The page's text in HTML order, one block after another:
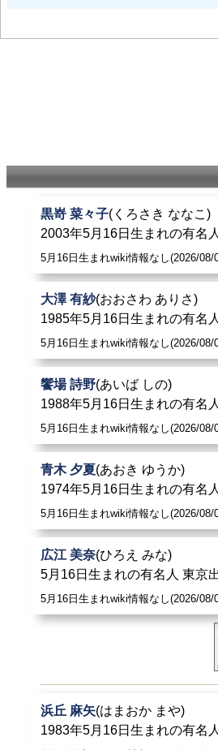
黒嵜 菜々子(くろさき ななこ)
2003年5月16日生まれの有名
5月16日生まれwiki情報なし(2026/08/
大澤 有紗(おおさわ ありさ)
1985年5月16日生まれの有名
5月16日生まれwiki情報なし(2026/08/
饗場 詩野(あいば しの)
1988年5月16日生まれの有名
5月16日生まれwiki情報なし(2026/08/
青木 夕夏(あおき ゆうか)
1974年5月16日生まれの有名
5月16日生まれwiki情報なし(2026/08/
広江 美奈(ひろえ みな)
5月16日生まれの有名人 東京
5月16日生まれwiki情報なし(2026/08/
浜丘 麻矢(はまおか まや)
1983年5月16日生まれの有名